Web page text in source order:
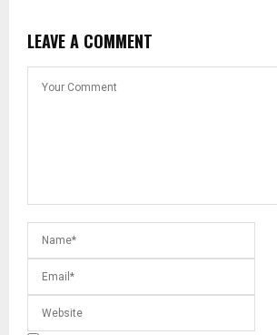
LEAVE A COMMENT